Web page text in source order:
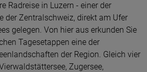
Radreise in Luzern - einer der
der Zentralschweiz, direkt am Ufer
gelegen. Von hier aus erkunden Sie
Tagesetappen eine der
der Region. Gleich vier
Zugersee,